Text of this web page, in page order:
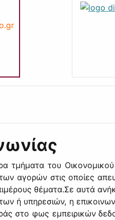
τμήματα του
αγορών στις οποίες
θέματα.Σε αυτά
ή υπηρεσιών, η
στο φως εμπειρικών